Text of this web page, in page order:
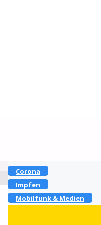
Corona
Impfen
Mobilfunk & Medien